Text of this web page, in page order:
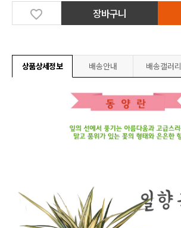
장바구니
상품상세정보 배송안내 배송갤러리